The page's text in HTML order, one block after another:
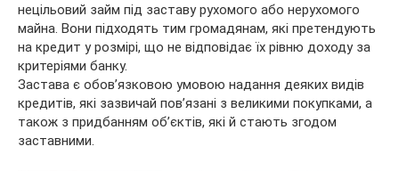
нецільовий займ під заставу рухомого або нерухомого
майна. Вони підходять тим громадянам, які претендують
на кредит у розмірі, що не відповідає їх рівню доходу за
критеріями банку.
Застава є обов’язковою умовою надання деяких видів
кредитів, які зазвичай пов’язані з великими покупками, а
також з придбанням об’єктів, які й стають згодом
заставними.